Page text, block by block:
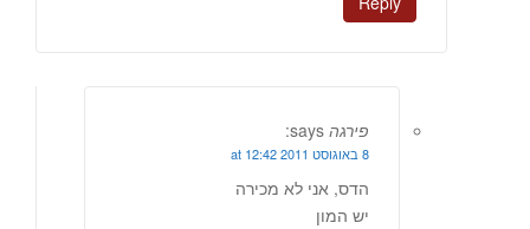
פירגה says:
8 באוגוסט 2011 at 12:42
הדס, אני לא מכירה
יש המון